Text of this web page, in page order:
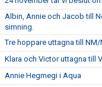
Albin, Annie och Jacob till
simning.
Tre hoppare uttagna till
Klara och Victor uttagna till
Annie Hegmegi i Aqua